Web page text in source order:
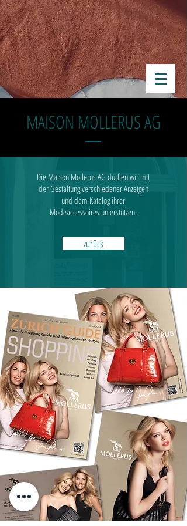
MAISON MOLLERUS AG
Die Maison Mollerus AG durften wir mit
der Gestaltung verschiedener Anzeigen
und dem Katalog ihrer
Modeaccessoires unterstützen.
zurück